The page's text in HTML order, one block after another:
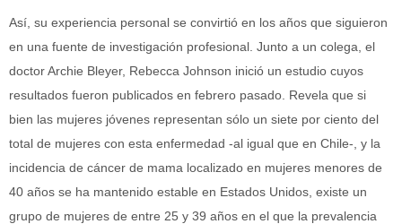
Así, su experiencia personal se convirtió en los años que siguieron
en una fuente de investigación profesional. Junto a un colega, el
doctor Archie Bleyer, Rebecca Johnson inició un estudio cuyos
resultados fueron publicados en febrero pasado. Revela que si
bien las mujeres jóvenes representan sólo un siete por ciento del
total de mujeres con esta enfermedad -al igual que en Chile-, y la
incidencia de cáncer de mama localizado en mujeres menores de
40 años se ha mantenido estable en Estados Unidos, existe un
grupo de mujeres de entre 25 y 39 años en el que la prevalencia